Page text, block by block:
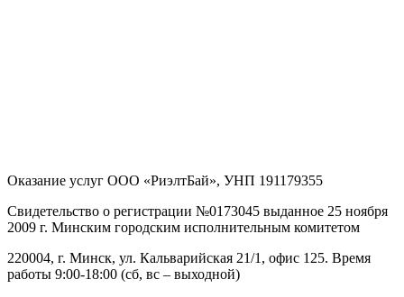
Оказание услуг ООО «РиэлтБай», УНП 191179355
Свидетельство о регистрации №0173045 выданное 25 ноября
2009 г. Минским городским исполнительным комитетом
220004, г. Минск, ул. Кальварийская 21/1, офис 125. Время
работы 9:00-18:00 (сб, вс – выходной)